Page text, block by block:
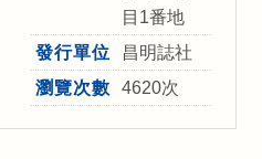
目1番地
發行單位
昌明誌社
瀏覽次數
4620次